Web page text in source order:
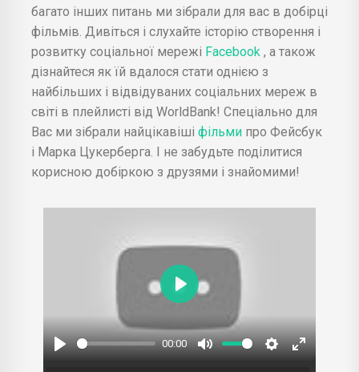
багато інших питань ми зібрали для вас в добірці
фільмів. Дивіться і слухайте історію створення і
розвитку соціальної мережі Facebook , а також
дізнайтеся як їй вдалося стати однією з
найбільших і відвідуваних соціальних мереж в
світі в плейлисті від WorldBank! Спеціально для
Вас ми зібрали найцікавіші фільми про Фейсбук
і Марка Цукерберга. І не забудьте поділитися
корисною добіркою з друзями і знайомими!
00:00
Play